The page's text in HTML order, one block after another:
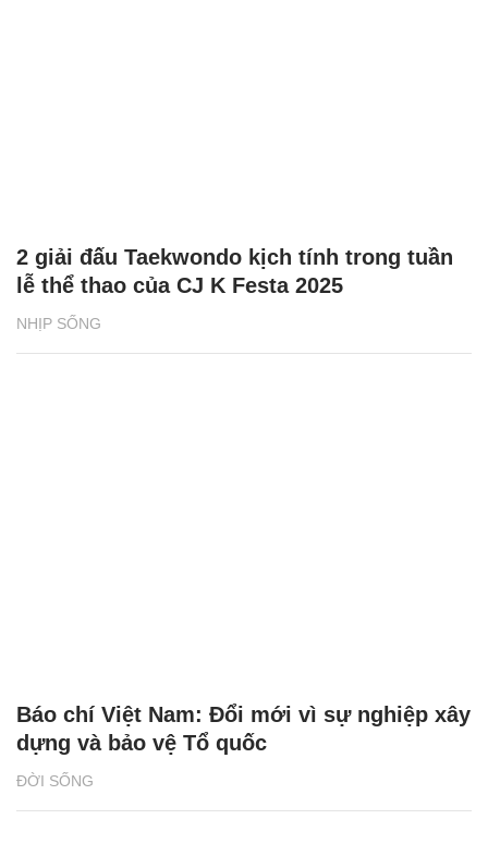
NHỊP SỐNG
2 giải đấu Taekwondo kịch tính trong tuần
lễ thể thao của CJ K Festa 2025
ĐỜI SỐNG
Báo chí Việt Nam: Đổi mới vì sự nghiệp xây
dựng và bảo vệ Tổ quốc